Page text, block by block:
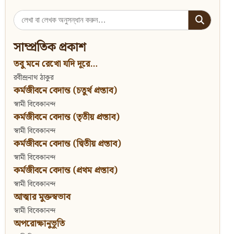
Search
for:
সাম্প্রতিক প্রকাশ
তবু মনে রেখো যদি দূরে...
রবীন্দ্রনাথ ঠাকুর
কর্মজীবনে বেদান্ত (চতুর্থ প্রস্তাব)
স্বামী বিবেকানন্দ
কর্মজীবনে বেদান্ত (তৃতীয় প্রস্তাব)
স্বামী বিবেকানন্দ
কর্মজীবনে বেদান্ত (দ্বিতীয় প্রস্তাব)
স্বামী বিবেকানন্দ
কর্মজীবনে বেদান্ত (প্রথম প্রস্তাব)
স্বামী বিবেকানন্দ
আত্মার মুক্তস্বভাব
স্বামী বিবেকানন্দ
অপরোক্ষানুভূতি